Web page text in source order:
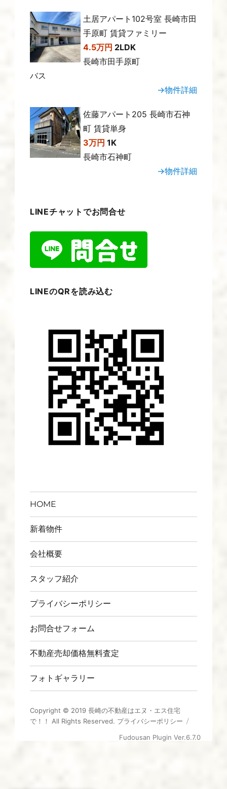
土居アパート102号室 長崎市田
手原町 賃貸ファミリー
4.5万円 2LDK
長崎市田手原町
バス
→物件詳細
佐藤アパート205 長崎市石神
町 賃貸単身
3万円 1K
長崎市石神町
→物件詳細
LINEチャットでお問合せ
LINEのQRを読み込む
HOME
新着物件
会社概要
スタッフ紹介
プライバシーポリシー
お問合せフォーム
不動産売却価格無料査定
フォトギャラリー
Copyright © 2019 長崎の不動産はエヌ・エス住宅
で！！
All Rights Reserved. プライバシーポリシー
Fudousan Plugin Ver.6.7.0